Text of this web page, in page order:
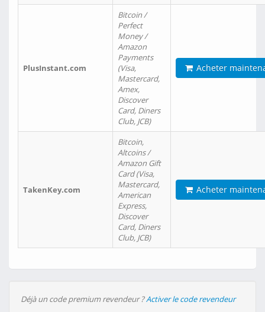
PlusInstant.com
Bitcoin /
Perfect
Money /
Amazon
Payments
(Visa,
Mastercard,
Amex,
Discover
Card, Diners
Club, JCB)
Acheter
TakenKey.com
Bitcoin,
Altcoins /
Amazon Gift
Card (Visa,
Mastercard,
American
Express,
Discover
Card, Diners
Club, JCB)
Acheter
Déjà un code premium revendeur ?Activer le code revendeur